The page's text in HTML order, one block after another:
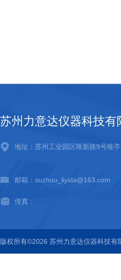
苏州力意达仪器科技有
地址：苏州工业园区唯新路9号唯
邮箱：suzhou_liyida@163.com
传真：
版权所有©2026 苏州力意达仪器科技